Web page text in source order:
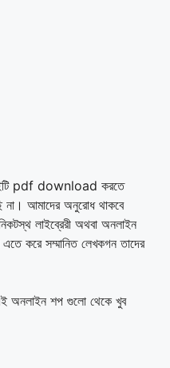
বইটি pdf download করতে
না। আমাদের অনুরোধ থাকবে
লাইব্রেরী অথবা অনলাইন
করে সম্মানিত লেখকগন তাদের
অনলাইন শপ গুলো থেকে খুব